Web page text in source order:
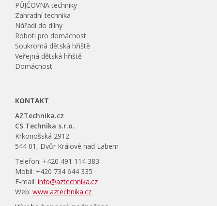
PŮJČOVNA techniky
Zahradní technika
Nářadí do dílny
Roboti pro domácnost
Soukromá dětská hřiště
Veřejná dětská hřiště
Domácnost
KONTAKT
AZTechnika.cz
CS Technika s.r.o.
Krkonošská 2912
544 01, Dvůr Králové nad Labem
Telefon: +420 491 114 383
Mobil: +420 734 644 335
E-mail:info@aztechnika.cz
Web:www.aztechnika.cz